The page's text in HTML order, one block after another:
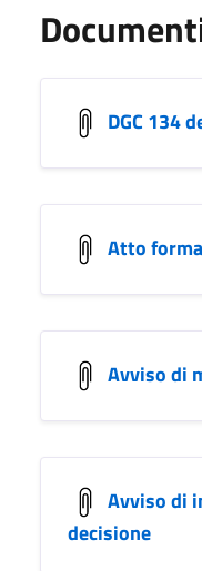
DGC 134
Atto
Avviso di
Avviso di
decisione